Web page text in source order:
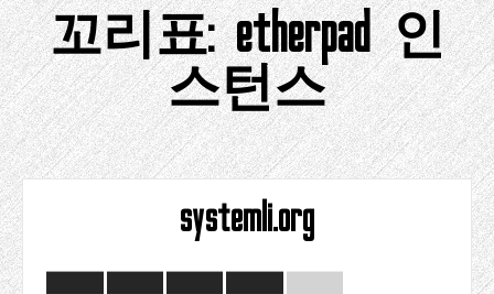
꼬리표:etherpad 인
스턴스
systemli.org